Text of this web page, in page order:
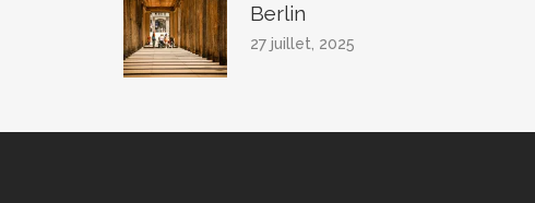
Berlin
27 juillet, 2025